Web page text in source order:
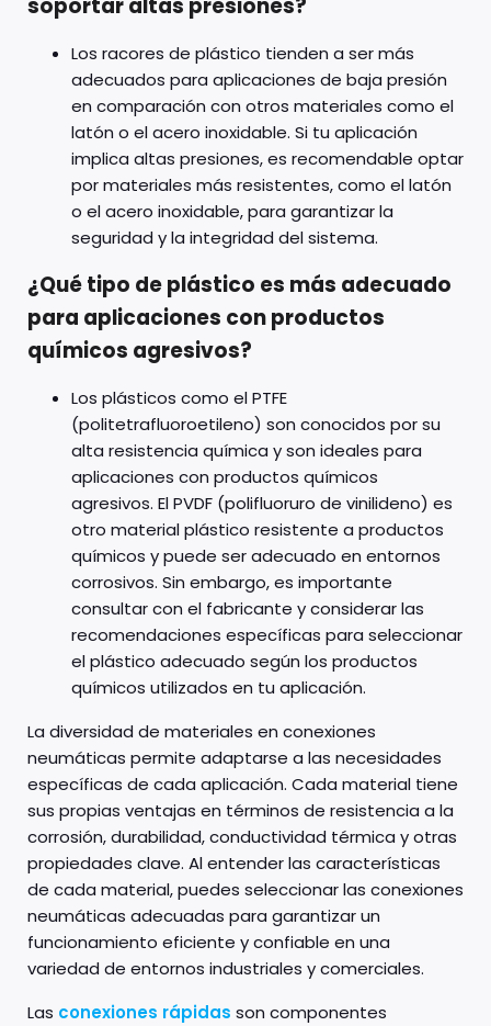
soportar altas presiones?
Los racores de plástico tienden a ser más
adecuados para aplicaciones de baja presión
en comparación con otros materiales como el
latón o el acero inoxidable. Si tu aplicación
implica altas presiones, es recomendable optar
por materiales más resistentes, como el latón
o el acero inoxidable, para garantizar la
seguridad y la integridad del sistema.
¿Qué tipo de plástico es más adecuado
para aplicaciones con productos
químicos agresivos?
Los plásticos como el PTFE
(politetrafluoroetileno) son conocidos por su
alta resistencia química y son ideales para
aplicaciones con productos químicos
agresivos. El PVDF (polifluoruro de vinilideno) es
otro material plástico resistente a productos
químicos y puede ser adecuado en entornos
corrosivos. Sin embargo, es importante
consultar con el fabricante y considerar las
recomendaciones específicas para seleccionar
el plástico adecuado según los productos
químicos utilizados en tu aplicación.
La diversidad de materiales en conexiones
neumáticas permite adaptarse a las necesidades
específicas de cada aplicación. Cada material tiene
sus propias ventajas en términos de resistencia a la
corrosión, durabilidad, conductividad térmica y otras
propiedades clave. Al entender las características
de cada material, puedes seleccionar las conexiones
neumáticas adecuadas para garantizar un
funcionamiento eficiente y confiable en una
variedad de entornos industriales y comerciales.
Las conexiones rápidas son componentes